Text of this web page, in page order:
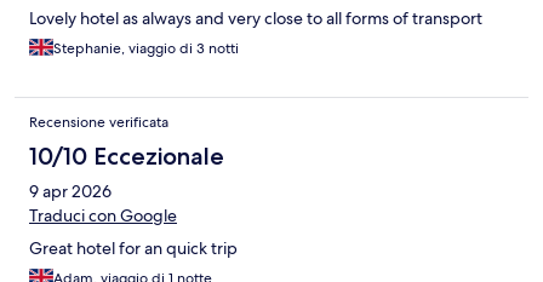
Lovely hotel as always and very close to all forms of transport
Stephanie, viaggio di 3 notti
Recensione verificata
10/10 Eccezionale
9 apr 2026
Traduci con Google
Great hotel for an quick trip
Adam, viaggio di 1 notte